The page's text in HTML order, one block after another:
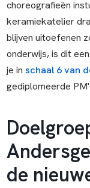
choreografieën
keramiekatelier
blijven uitoefenen
onderwijs, is dit
je in schaal 6 van
gediplomeerde
de